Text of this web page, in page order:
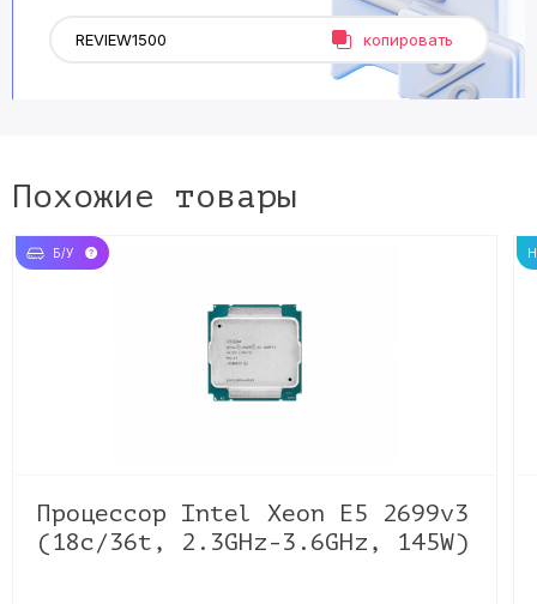
копировать
Похожие товары
Б/У
Процессор Intel Xeon E5 2699v3
(18c/36t, 2.3GHz-3.6GHz, 145W)